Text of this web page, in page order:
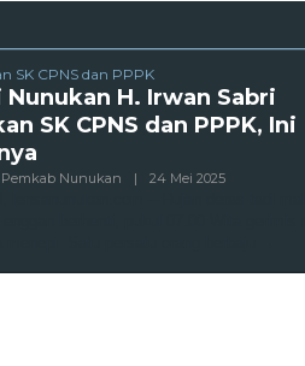
SK CPNS dan PPPK
Nunukan H. Irwan Sabri
SK CPNS dan PPPK, Ini
Pemkab Nunukan | 24 Mei 2025Oleh